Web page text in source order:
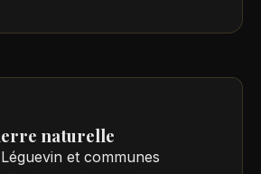
naturelle
et communes